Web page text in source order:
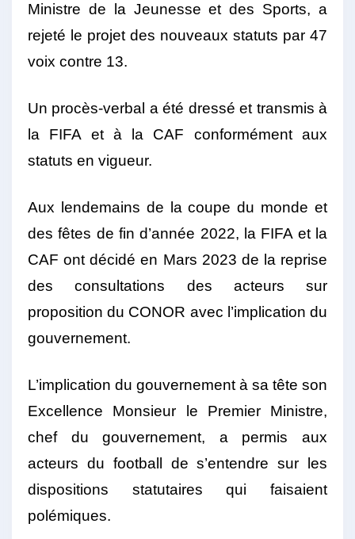
Ministre de la Jeunesse et des Sports, a
rejeté le projet des nouveaux statuts par 47
voix contre 13.
Un procès-verbal a été dressé et transmis à
la FIFA et à la CAF conformément aux
statuts en vigueur.
Aux lendemains de la coupe du monde et
des fêtes de fin d’année 2022, la FIFA et la
CAF ont décidé en Mars 2023 de la reprise
des consultations des acteurs sur
proposition du CONOR avec l’implication du
gouvernement.
L’implication du gouvernement à sa tête son
Excellence Monsieur le Premier Ministre,
chef du gouvernement, a permis aux
acteurs du football de s’entendre sur les
dispositions statutaires qui faisaient
polémiques.